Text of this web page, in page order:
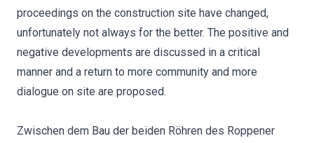
proceedings on the construction site have changed,
unfortunately not always for the better. The positive and
negative developments are discussed in a critical
manner and a return to more community and more
dialogue on site are proposed.
Zwischen dem Bau der beiden Röhren des Roppener